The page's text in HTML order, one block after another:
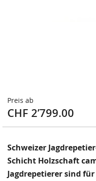
Preis ab
CHF 2’799.00
Schweizer
Schicht Holzschaft
Jagdrepetierer sind
Zum
Anfang
der
Bildergalerie